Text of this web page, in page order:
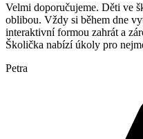
Velmi doporučujeme. Děti ve
oblibou. Vždy si během dne
interaktivní formou zahrát a
Školička nabízí úkoly pro
Petra